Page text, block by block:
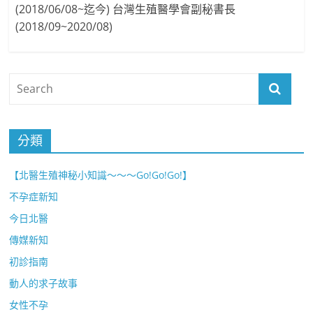
(2018/06/08~迄今) 台灣生殖醫學會副秘書長
(2018/09~2020/08)
分類
【北醫生殖神秘小知識～～～Go!Go!Go!】
不孕症新知
今日北醫
傳媒新知
初診指南
動人的求子故事
女性不孕